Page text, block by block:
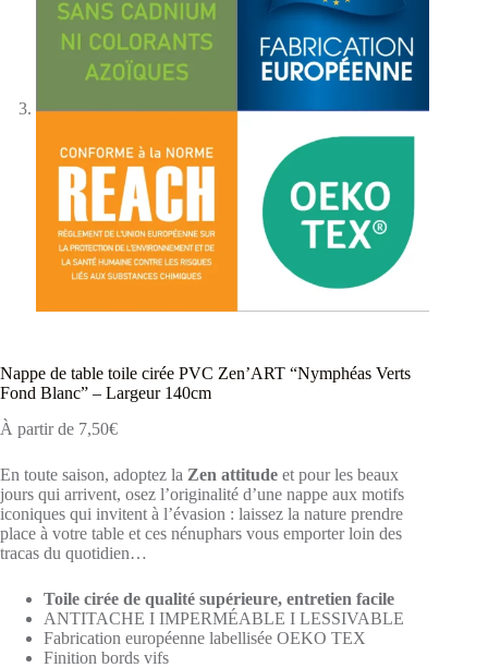
Nappe de table toile cirée PVC Zen’ART “Nymphéas Verts
Fond Blanc” – Largeur 140cm
À partir de 7,50€
En toute saison, adoptez la Zen attitude et pour les beaux
jours qui arrivent, osez l’originalité d’une nappe aux motifs
iconiques qui invitent à l’évasion : laissez la nature prendre
place à votre table et ces nénuphars vous emporter loin des
tracas du quotidien…
Toile cirée de qualité supérieure, entretien facile
ANTITACHE I IMPERMÉABLE I LESSIVABLE
Fabrication européenne labellisée OEKO TEX
Finition bords vifs